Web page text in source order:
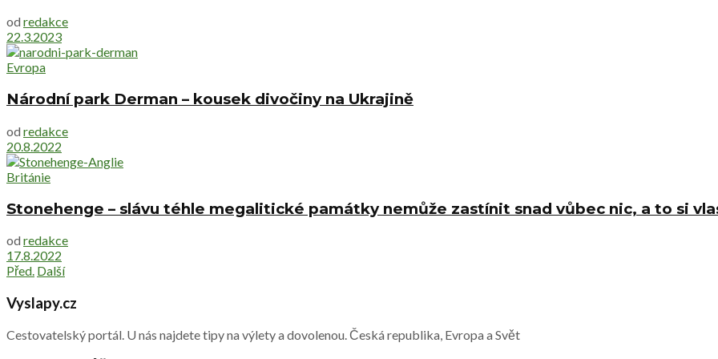
od redakce
22.3.2023
Evropa
Národní park Derman – kousek divočiny na Ukrajině
od redakce
20.8.2022
Británie
Stonehenge – slávu téhle megalitické památky nemůže zastínit snad vůbec nic, a to si
od redakce
17.8.2022
Před. Další
Vyslapy.cz
Cestovatelský portál. U nás najdete tipy na výlety a dovolenou. Česká republika, Evropa a Svět